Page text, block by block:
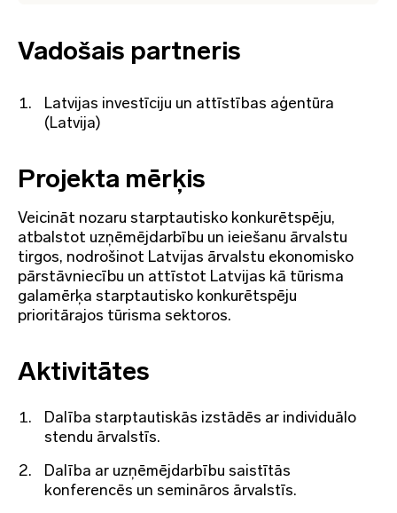
Vadošais partneris
Latvijas investīciju un attīstības aģentūra
(Latvija)
Projekta mērķis
Veicināt nozaru starptautisko konkurētspēju,
atbalstot uzņēmējdarbību un ieiešanu ārvalstu
tirgos, nodrošinot Latvijas ārvalstu ekonomisko
pārstāvniecību un attīstot Latvijas kā tūrisma
galamērķa starptautisko konkurētspēju
prioritārajos tūrisma sektoros.
Aktivitātes
Dalība starptautiskās izstādēs ar individuālo
stendu ārvalstīs.
Dalība ar uzņēmējdarbību saistītās
konferencēs un semināros ārvalstīs.